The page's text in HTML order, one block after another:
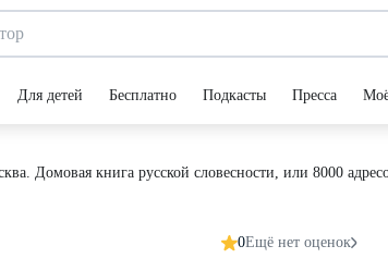
Для детей Бесплатно Подкасты Пресса
Домовая книга русской словесности, или 8000
0Ещё нет оценок